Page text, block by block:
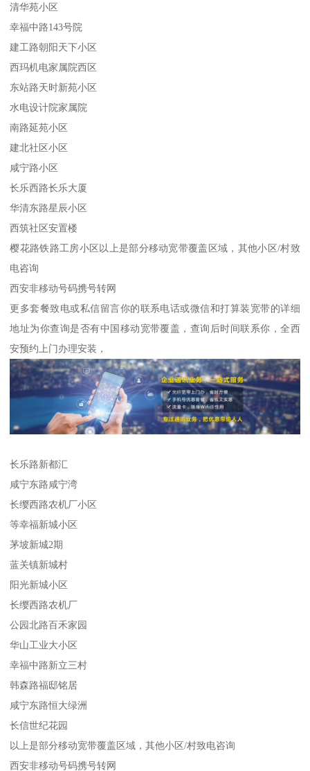
清华苑小区
幸福中路143号院
建工路朝阳天下小区
西玛机电家属院西区
东站路天时新苑小区
水电设计院家属院
南路延苑小区
建北社区小区
咸宁路小区
长乐西路长乐大厦
华清东路星辰小区
西筑社区安置楼
樱花路铁路工房小区以上是部分移动宽带覆盖区域，其他小区/村致
电咨询
西安非移动号码携号转网
更多套餐致电或私信留言你的联系电话或微信和打算装宽带的详细
地址为你查询是否有中国移动宽带覆盖，查询后时间联系你，全西
安预约上门办理安装，
长乐路新都汇
咸宁东路咸宁湾
长缨西路农机厂小区
等幸福新城小区
茅坡新城2期
蓝关镇新城村
阳光新城小区
长缨西路农机厂
公园北路百禾家园
华山工业大小区
幸福中路新立三村
韩森路福邸铭居
咸宁东路恒大绿洲
长信世纪花园
以上是部分移动宽带覆盖区域，其他小区/村致电咨询
西安非移动号码携号转网